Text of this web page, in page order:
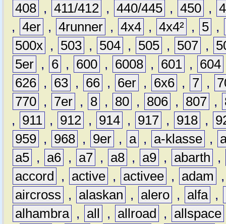
408 , 411/412 , 440/445 , 450 ,
, 4er , 4runner , 4x4 , 4x4² , 5 ,
500x , 503 , 504 , 505 , 507 ,
5er , 6 , 600 , 6008 , 601 , 604
626 , 63 , 66 , 6er , 6x6 , 7 ,
770 , 7er , 8 , 80 , 806 , 807 ,
,
911 , 912 , 914 , 917 , 918 ,
959 , 968 , 9er , a , a-klasse ,
a5 , a6 , a7 , a8 , a9 , abarth
,
accord
, active , activee , adam
aircross
, alaskan , alero , alfa ,
alhambra , all , allroad , allspace